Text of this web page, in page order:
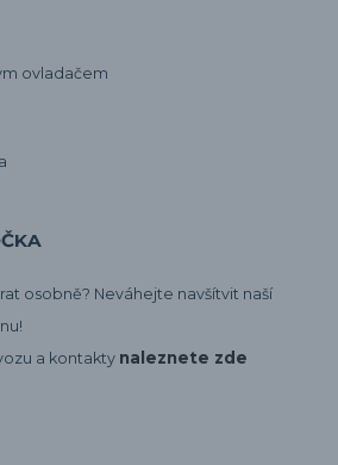
ovladačem
osobně? Neváhejte navšítvit naší
a kontakty naleznete zde